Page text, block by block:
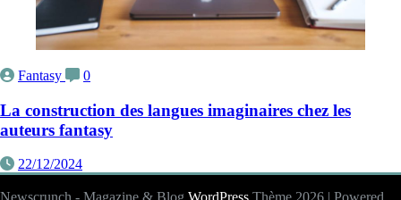
Fantasy 0
La construction des langues imaginaires chez les
auteurs fantasy
22/12/2024